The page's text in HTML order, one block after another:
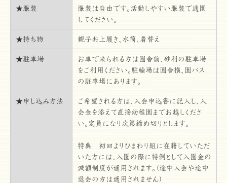
★服装
服装は自由です。活動しやすい服装で通園
してください。
★持ち物 親子共上履き、水筒、着替え
★駐車場
お車で来られる方は園舎前、砂利の駐車場
をご利用ください。駐輪場は園舎横、園バス
の駐車場にあります。
★申し込み方法
ご希望される方は、入会申込書に記入し、入
会金を添えて直接幼稚園までお越しくださ
い。定員になり次第締め切りとします。
特典 初回よりひまわり組に在籍していただ
いた方には、入園の際に特例として入園金の
減額制度が適用されます。（途中入会や途中
退会の方は適用されません）